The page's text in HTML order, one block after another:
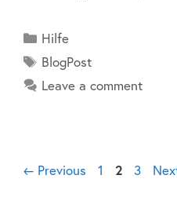
Hilfe
BlogPost
Leave a comment
← Previous 1 2 3